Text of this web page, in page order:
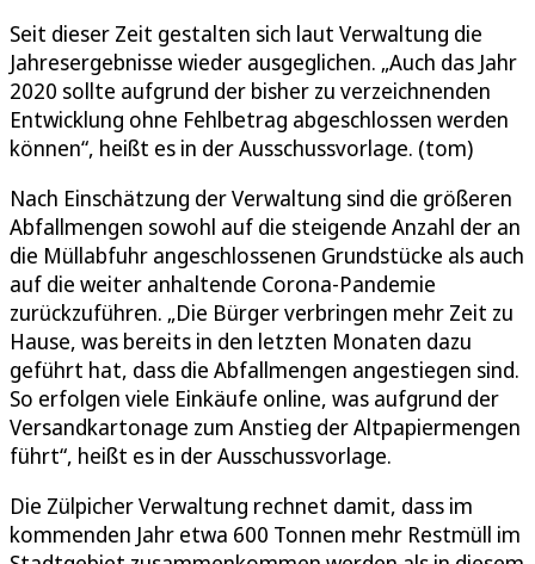
Seit dieser Zeit gestalten sich laut Verwaltung die
Jahresergebnisse wieder ausgeglichen. „Auch das Jahr
2020 sollte aufgrund der bisher zu verzeichnenden
Entwicklung ohne Fehlbetrag abgeschlossen werden
können“, heißt es in der Ausschussvorlage. (tom)
Nach Einschätzung der Verwaltung sind die größeren
Abfallmengen sowohl auf die steigende Anzahl der an
die Müllabfuhr angeschlossenen Grundstücke als auch
auf die weiter anhaltende Corona-Pandemie
zurückzuführen. „Die Bürger verbringen mehr Zeit zu
Hause, was bereits in den letzten Monaten dazu
geführt hat, dass die Abfallmengen angestiegen sind.
So erfolgen viele Einkäufe online, was aufgrund der
Versandkartonage zum Anstieg der Altpapiermengen
führt“, heißt es in der Ausschussvorlage.
Die Zülpicher Verwaltung rechnet damit, dass im
kommenden Jahr etwa 600 Tonnen mehr Restmüll im